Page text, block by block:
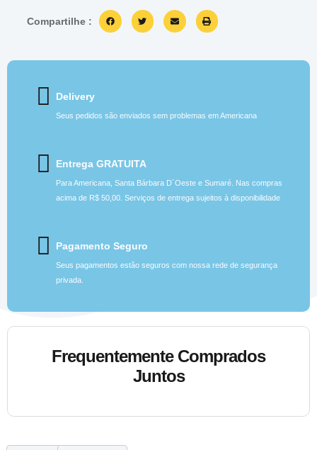
Compartilhe :
Delivery
Seus pedidos são enviados sem problemas em Americana
Entrega GRATUITA
Para Americana, Santa Bárbara D´Oeste e Sumaré. Nas compras
acima de R$ 50,00. Serviços de entrega sujeitos à disponibilidade
Pagamento Seguro
Seus pagamentos estão seguros com nossa rede de segurança
privada.
Frequentemente Comprados
Juntos